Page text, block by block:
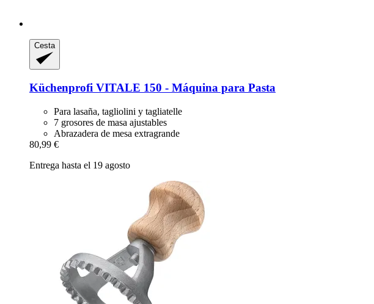
Cesta
Küchenprofi VITALE 150 -​ Máquina para Pasta
Para lasaña, tagliolini y tagliatelle
7 grosores de masa ajustables
Abrazadera de mesa extragrande
80,99 €
Entrega hasta el 19 agosto